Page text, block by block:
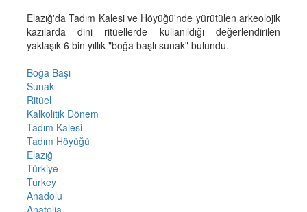
Elazığ'da Tadım Kalesi ve Höyüğü'nde yürütülen arkeolojik
kazılarda dini ritüellerde kullanıldığı değerlendirilen
yaklaşık 6 bin yıllık "boğa başlı sunak" bulundu.
Boğa Başı
Sunak
Ritüel
Kalkolitik Dönem
Tadım Kalesi
Tadım Höyüğü
Elazığ
Türkiye
Turkey
Anadolu
Anatolia